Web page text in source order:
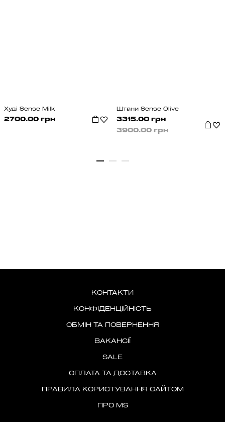
Худі Sense Milk
2700.00 грн
Штани Sense Olive
3315.00 грн
3900.00 грн
КОНТАКТИ
КОНФІДЕНЦІЙНІСТЬ
ОБМІН ТА ПОВЕРНЕННЯ
ВАКАНСІЇ
SALE
ОПЛАТА ТА ДОСТАВКА
ПРАВИЛА КОРИСТУВАННЯ САЙТОМ
ПРО MS